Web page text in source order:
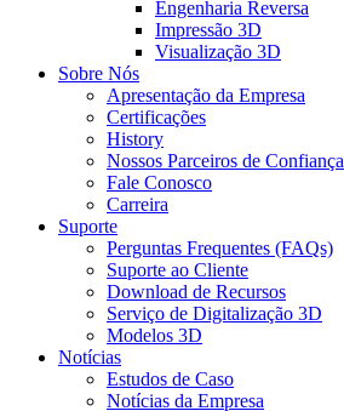
Engenharia Reversa
Impressão 3D
Visualização 3D
Sobre Nós
Apresentação da Empresa
Certificações
History
Nossos Parceiros de Confiança
Fale Conosco
Carreira
Suporte
Perguntas Frequentes (FAQs)
Suporte ao Cliente
Download de Recursos
Serviço de Digitalização 3D
Modelos 3D
Notícias
Estudos de Caso
Notícias da Empresa